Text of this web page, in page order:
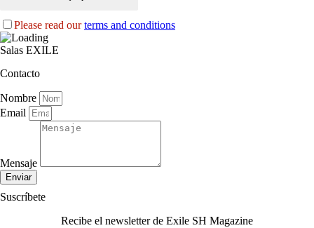
Please read ourterms and conditions
Salas EXILE
Contacto
Nombre
Email
Mensaje
Enviar
Suscríbete
Recibe el newsletter de Exile SH Magazine